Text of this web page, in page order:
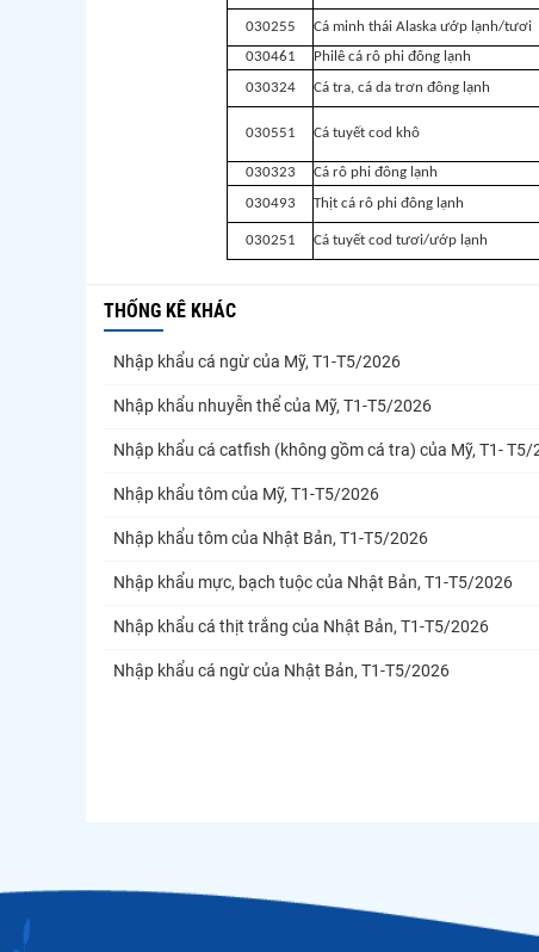
030255 Cá minh thái Alaska ướp lạnh/tươi
030461
Philê cá rô phi đông lạnh
030324
Cá tra, cá da trơn đông lạnh
030551 Cá tuyết cod khô
030323 Cá rô phi đông lạnh
030493
Thịt cá rô phi đông lạnh
030251 Cá tuyết cod tươi/ướp lạnh
THỐNG KÊ KHÁC
Nhập khẩu cá ngừ của Mỹ, T1-T5/2026
Nhập khẩu nhuyễn thể của Mỹ, T1-T5/2026
Nhập khẩu cá catfish (không gồm cá tra) của Mỹ, T1- T5/
Nhập khẩu tôm của Mỹ, T1-T5/2026
Nhập khẩu tôm của Nhật Bản, T1-T5/2026
Nhập khẩu mực, bạch tuộc của Nhật Bản, T1-T5/2026
Nhập khẩu cá thịt trắng của Nhật Bản, T1-T5/2026
Nhập khẩu cá ngừ của Nhật Bản, T1-T5/2026